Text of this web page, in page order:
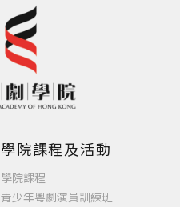
學院課程及活動
學院課程
青少年粵劇演員訓練班